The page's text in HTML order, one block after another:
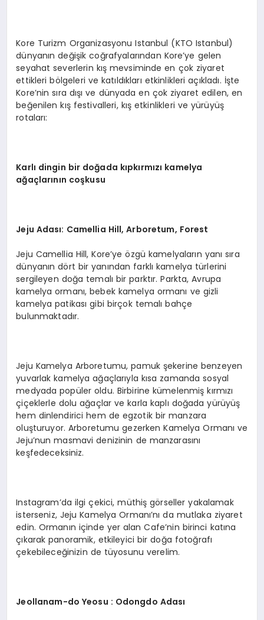
Kore Turizm Organizasyonu Istanbul (KTO Istanbul)
dünyanın değişik coğrafyalarından Kore’ye gelen
seyahat severlerin kış mevsiminde en çok ziyaret
ettikleri bölgeleri ve katıldıkları etkinlikleri açıkladı. İşte
Kore’nin sıra dışı ve dünyada en çok ziyaret edilen, en
beğenilen kış festivalleri, kış etkinlikleri ve yürüyüş
rotaları:
Karlı dingin bir doğada kıpkırmızı kamelya
ağaçlarının coşkusu
Jeju Adası: Camellia Hill, Arboretum, Forest
Jeju Camellia Hill, Kore’ye özgü kamelyaların yanı sıra
dünyanın dört bir yanından farklı kamelya türlerini
sergileyen doğa temalı bir parktır. Parkta, Avrupa
kamelya ormanı, bebek kamelya ormanı ve gizli
kamelya patikası gibi birçok temalı bahçe
bulunmaktadır.
Jeju Kamelya Arboretumu, pamuk şekerine benzeyen
yuvarlak kamelya ağaçlarıyla kısa zamanda sosyal
medyada popüler oldu. Birbirine kümelenmiş kırmızı
çiçeklerle dolu ağaçlar ve karla kaplı doğada yürüyüş
hem dinlendirici hem de egzotik bir manzara
oluşturuyor. Arboretumu gezerken Kamelya Ormanı ve
Jeju’nun masmavi denizinin de manzarasını
keşfedeceksiniz.
Instagram’da ilgi çekici, müthiş görseller yakalamak
isterseniz, Jeju Kamelya Ormanı’nı da mutlaka ziyaret
edin. Ormanın içinde yer alan Cafe’nin birinci katına
çıkarak panoramik, etkileyici bir doğa fotoğrafı
çekebileceğinizin de tüyosunu verelim.
Jeollanam-do Yeosu : Odongdo Adası